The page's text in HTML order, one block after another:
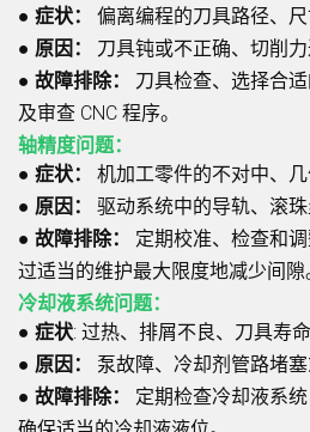
● 症状：
偏离编程的刀具路径、尺
● 原因：
刀具钝或不正确、切削力
● 故障排除：
刀具检查、选择合
及审查 CNC 程序。
轴精度问题：
● 症状：
机加工零件的不对中、几
● 原因：
驱动系统中的导轨、滚珠
● 故障排除：
定期校准、检查和
过适当的维护最大限度地减少间隙
冷却液系统问题：
● 症状: 过热、排屑不良、刀具寿命
● 原因：
泵故障、冷却剂管路堵塞
● 故障排除：
定期检查冷却液系